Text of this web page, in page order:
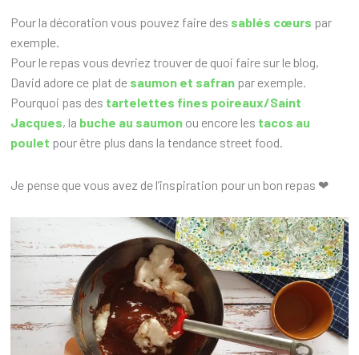
Pour la décoration vous pouvez faire des sablés cœurs par
exemple.
Pour le repas vous devriez trouver de quoi faire sur le blog,
David adore ce plat de saumon et safran par exemple.
Pourquoi pas des tartelettes fines poireaux/Saint
Jacques, la buche au saumon ou encore les tacos au
poulet pour être plus dans la tendance street food.
Je pense que vous avez de l’inspiration pour un bon repas ❤